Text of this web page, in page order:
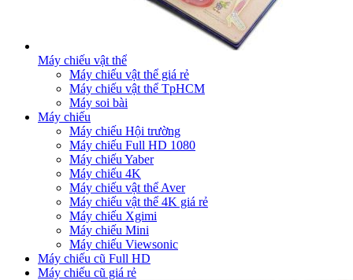
Máy chiếu vật thể
Máy chiếu vật thể giá rẻ
Máy chiếu vật thể TpHCM
Máy soi bài
Máy chiếu
Máy chiếu Hội trường
Máy chiếu Full HD 1080
Máy chiếu Yaber
Máy chiếu 4K
Máy chiếu vật thể Aver
Máy chiếu vật thể 4K giá rẻ
Máy chiếu Xgimi
Máy chiếu Mini
Máy chiếu Viewsonic
Máy chiếu cũ Full HD
Máy chiếu cũ giá rẻ